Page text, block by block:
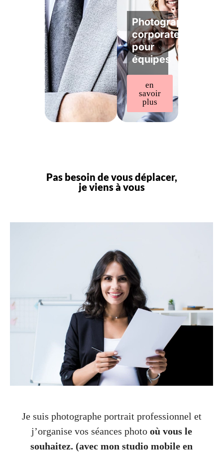
Photographe
corporate
pour
équipes
en
savoir
plus
Pas besoin de vous déplacer,
je viens à vous
Je suis photographe portrait professionnel et
j’organise vos séances photo où vous le
souhaitez. (avec mon studio mobile en